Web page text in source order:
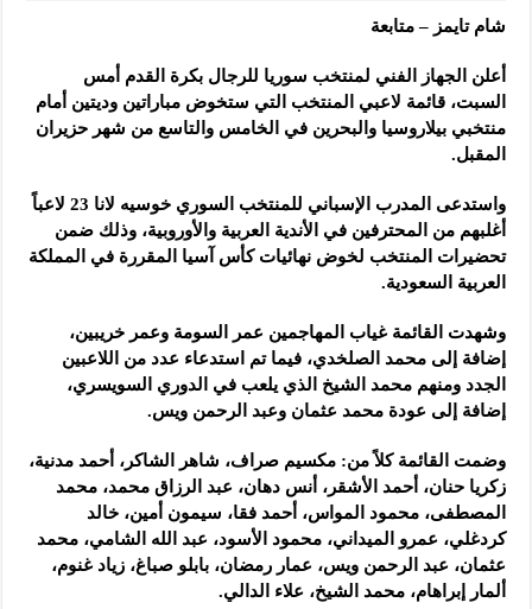
شام تايمز – متابعة
أعلن الجهاز الفني لمنتخب سوريا للرجال بكرة القدم ‏أمس
السبت، قائمة لاعبي المنتخب التي ستخوض ‏مباراتين وديتين أمام
منتخبي بيلاروسيا والبحرين في ‏الخامس والتاسع من شهر حزيران
المقبل‎.‎
واستدعى المدرب الإسباني للمنتخب السوري خوسيه لانا ‌‏23 لاعباً
أغلبهم من المحترفين في الأندية العربية ‏والأوروبية، وذلك ضمن
تحضيرات المنتخب لخوض ‏نهائيات كأس آسيا المقررة في المملكة
العربية السعودية‎.‎
وشهدت القائمة غياب المهاجمين عمر السومة وعمر ‏خريبين،
إضافة إلى محمد الصلخدي، فيما تم استدعاء ‏عدد من اللاعبين
الجدد ومنهم محمد الشيخ الذي يلعب ‏في الدوري السويسري،
إضافة إلى عودة محمد عثمان ‏وعبد الرحمن ويس‎.
وضمت القائمة كلاً من: مكسيم صراف، شاهر الشاكر، ‏أحمد مدنية،
زكريا حنان، أحمد الأشقر، أنس دهان، عبد ‏الرزاق محمد، محمد
المصطفى، محمود المواس، أحمد ‏فقا، سيمون أمين، خالد
كردغلي، عمرو الميداني، محمود ‏الأسود، عبد الله الشامي، محمد
عثمان، عبد الرحمن ‏ويس، عمار رمضان، بابلو صباغ، زياد غنوم،
ألمار ‏إبراهام، محمد الشيخ، علاء الدالي‎.‎